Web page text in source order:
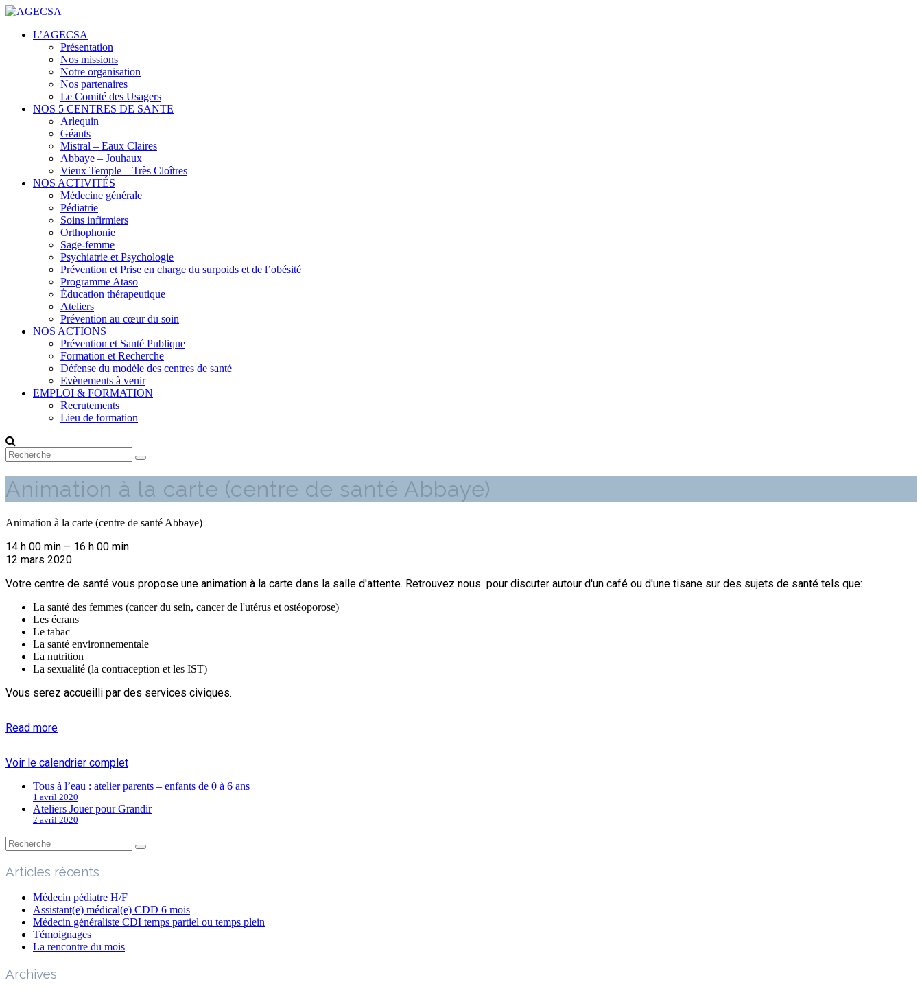
AGECSA
Centres de santé
L’AGECSA
Présentation
Nos missions
Notre organisation
Nos partenaires
Le Comité des Usagers
NOS 5 CENTRES DE SANTE
Arlequin
Géants
Mistral – Eaux Claires
Abbaye – Jouhaux
Vieux Temple – Très Cloîtres
NOS ACTIVITÉS
Médecine générale
Pédiatrie
Soins infirmiers
Orthophonie
Sage-femme
Psychiatrie et Psychologie
Prévention et Prise en charge du surpoids et de l’obésité
Programme Ataso
Éducation thérapeutique
Ateliers
Prévention au cœur du soin
NOS ACTIONS
Prévention et Santé Publique
Formation et Recherche
Défense du modèle des centres de santé
Evènements à venir
EMPLOI & FORMATION
Recrutements
Lieu de formation
Animation à la carte (centre de santé Abbaye)
Animation à la carte (centre de santé Abbaye)
14 h 00 min – 16 h 00 min
12 mars 2020
Votre centre de santé vous propose une animation à la carte dans la salle d'attente. Retrouvez nous pour discuter autour d'un café ou d'une tisane sur des sujets de santé tels que:
La santé des femmes (cancer du sein, cancer de l'utérus et ostéoporose)
Les écrans
Le tabac
La santé environnementale
La nutrition
La sexualité (la contraception et les IST)
Vous serez accueilli par des services civiques.
Read more
Voir le calendrier complet
Tous à l’eau : atelier parents – enfants de 0 à 6 ans
1 avril 2020
Ateliers Jouer pour Grandir
2 avril 2020
Articles récents
Médecin pédiatre H/F
Assistant(e) médical(e) CDD 6 mois
Médecin généraliste CDI temps partiel ou temps plein
Témoignages
La rencontre du mois
Archives